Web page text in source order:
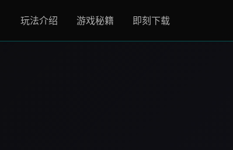
玩法介绍 游戏秘籍 即刻下载